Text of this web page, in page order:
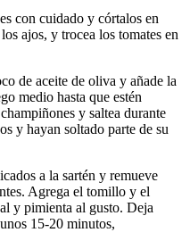
con cuidado y córtalos en
ajos, y trocea los tomates en
de aceite de oliva y añade la
medio hasta que estén
y saltea durante
y hayan soltado parte de su
a la sartén y remueve
Agrega el tomillo y el
y pimienta al gusto. Deja
15-20 minutos,